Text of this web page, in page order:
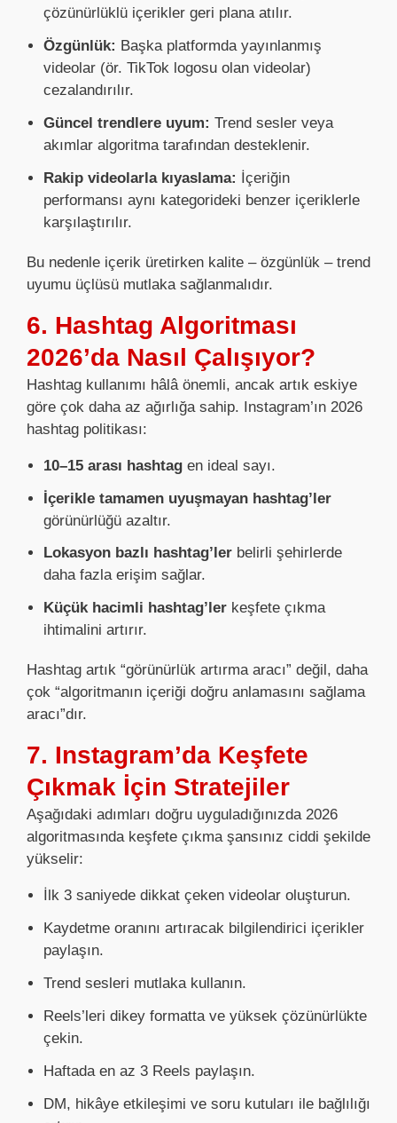
çözünürlüklü içerikler geri plana atılır.
Özgünlük: Başka platformda yayınlanmış
videolar (ör. TikTok logosu olan videolar)
cezalandırılır.
Güncel trendlere uyum: Trend sesler veya
akımlar algoritma tarafından desteklenir.
Rakip videolarla kıyaslama: İçeriğin
performansı aynı kategorideki benzer içeriklerle
karşılaştırılır.
Bu nedenle içerik üretirken kalite – özgünlük – trend
uyumu üçlüsü mutlaka sağlanmalıdır.
6. Hashtag Algoritması
2026’da Nasıl Çalışıyor?
Hashtag kullanımı hâlâ önemli, ancak artık eskiye
göre çok daha az ağırlığa sahip. Instagram’ın 2026
hashtag politikası:
10–15 arası hashtagen ideal sayı.
İçerikle tamamen uyuşmayan hashtag’ler
görünürlüğü azaltır.
Lokasyon bazlı hashtag’lerbelirli şehirlerde
daha fazla erişim sağlar.
Küçük hacimli hashtag’lerkeşfete çıkma
ihtimalini artırır.
Hashtag artık “görünürlük artırma aracı” değil, daha
çok “algoritmanın içeriği doğru anlamasını sağlama
aracı”dır.
7. Instagram’da Keşfete
Çıkmak İçin Stratejiler
Aşağıdaki adımları doğru uyguladığınızda 2026
algoritmasında keşfete çıkma şansınız ciddi şekilde
yükselir:
İlk 3 saniyede dikkat çeken videolar oluşturun.
Kaydetme oranını artıracak bilgilendirici içerikler
paylaşın.
Trend sesleri mutlaka kullanın.
Reels’leri dikey formatta ve yüksek çözünürlükte
çekin.
Haftada en az 3 Reels paylaşın.
DM, hikâye etkileşimi ve soru kutuları ile bağlılığı